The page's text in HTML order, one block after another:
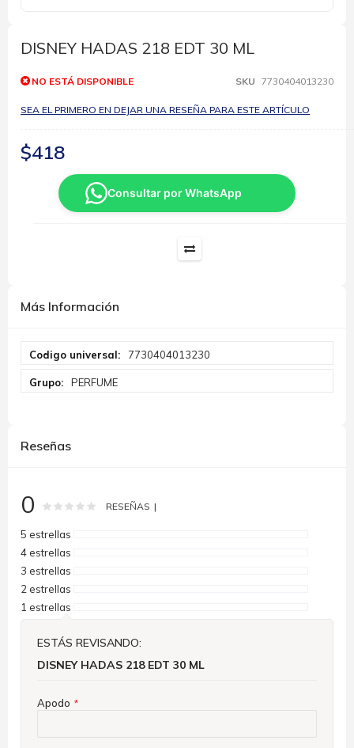
comienzo
de
galería
imágenes
DISNEY HADAS 218 EDT 30 ML
NO ESTÁ DISPONIBLE SKU 7730404013230
SEA EL PRIMERO EN DEJAR UNA RESEÑA PARA ESTE ARTÍCULO
$418
Consultar por WhatsApp
Más Información
Información
7730404013230
PERFUME
Reseñas
0 Rating: % of100
RESEÑAS
5 estrellas
4 estrellas
3 estrellas
2 estrellas
1 estrellas
ESTÁS REVISANDO:
DISNEY HADAS 218 EDT 30 ML
Apodo